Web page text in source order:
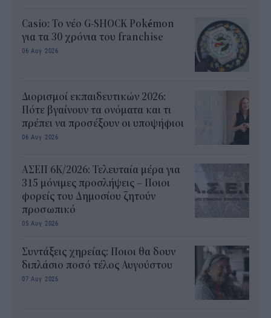
Casio: Το νέο G-SHOCK Pokémon
για τα 30 χρόνια του franchise
06 Αυγ 2026
Διορισμοί εκπαιδευτικών 2026:
Πότε βγαίνουν τα ονόματα και τι
πρέπει να προσέξουν οι υποψήφιοι
06 Αυγ 2026
ΑΣΕΠ 6Κ/2026: Τελευταία μέρα για
315 μόνιμες προσλήψεις – Ποιοι
φορείς του Δημοσίου ζητούν
προσωπικό
05 Αυγ 2026
Συντάξεις χηρείας: Ποιοι θα δουν
διπλάσιο ποσό τέλος Αυγούστου
07 Αυγ 2026